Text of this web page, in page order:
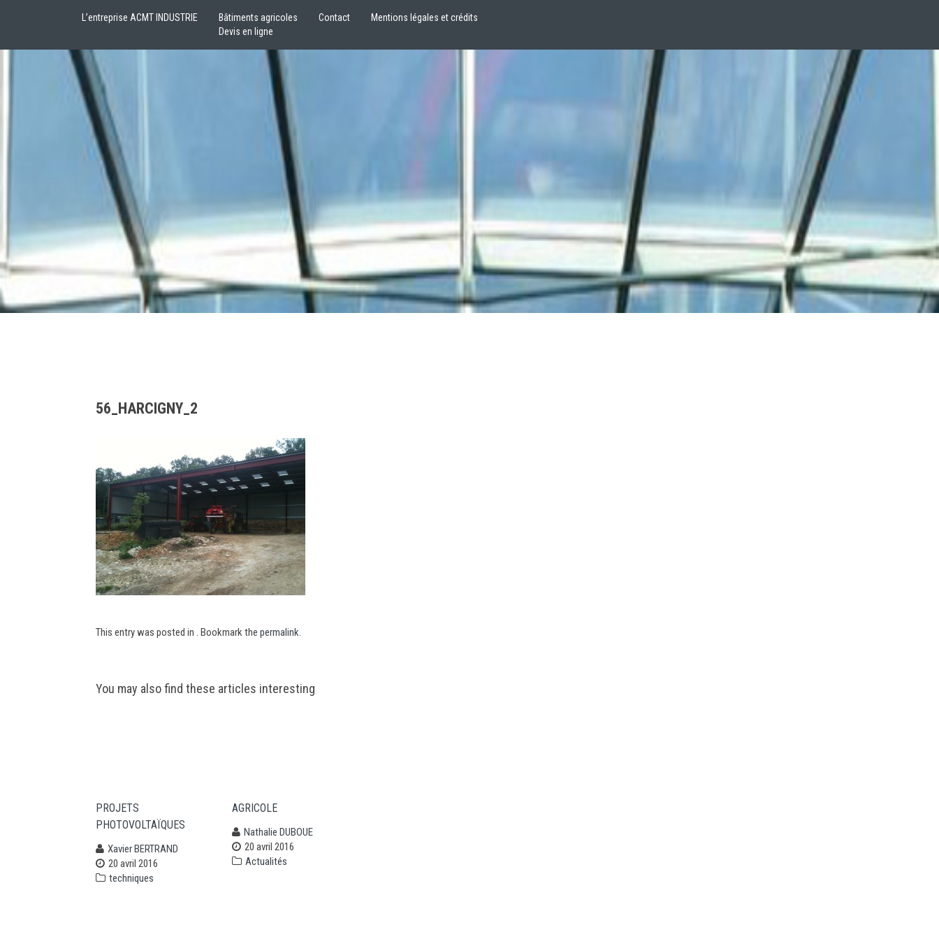
L’entreprise ACMT INDUSTRIE
Bâtiments agricoles
Devis en ligne
Contact Mentions légales et crédits
56_HARCIGNY_2
This entry was posted in . Bookmark the permalink
You may also find these articles interesting
PROJETS
PHOTOVOLTAÏQUES
Xavier BERTRAND
20 avril 2016
techniques
AGRICOLE
Nathalie DUBOUE
20 avril 2016
Actualités
Post